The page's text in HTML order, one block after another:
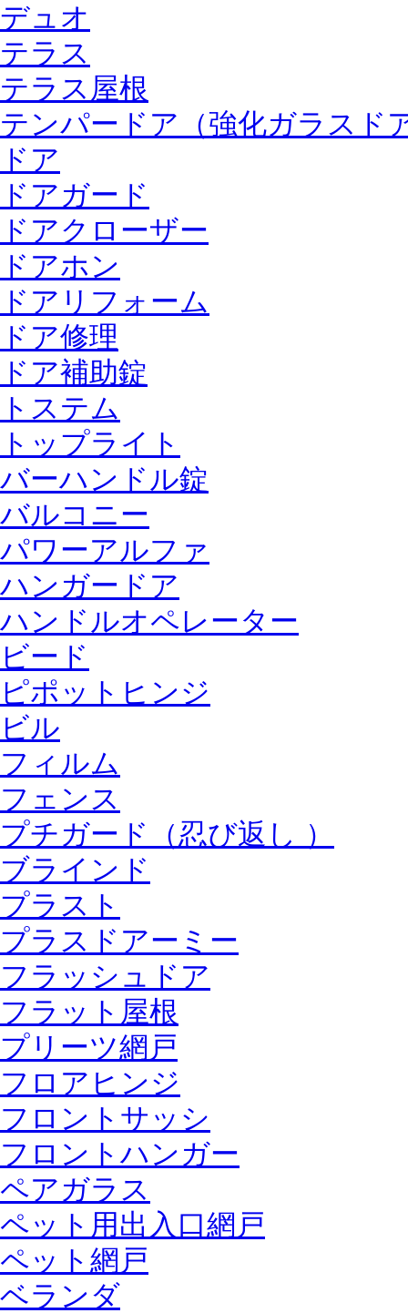
デュオ
テラス
テラス屋根
テンパードア（強化ガラスド
ドア
ドアガード
ドアクローザー
ドアホン
ドアリフォーム
ドア修理
ドア補助錠
トステム
トップライト
バーハンドル錠
バルコニー
パワーアルファ
ハンガードア
ハンドルオペレーター
ビード
ピポットヒンジ
ビル
フィルム
フェンス
プチガード（忍び返し ）
ブラインド
プラスト
プラスドアーミー
フラッシュドア
フラット屋根
プリーツ網戸
フロアヒンジ
フロントサッシ
フロントハンガー
ペアガラス
ペット用出入口網戸
ペット網戸
ベランダ